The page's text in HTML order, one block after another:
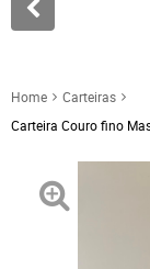
Home
Carteiras
Carteira Couro fino